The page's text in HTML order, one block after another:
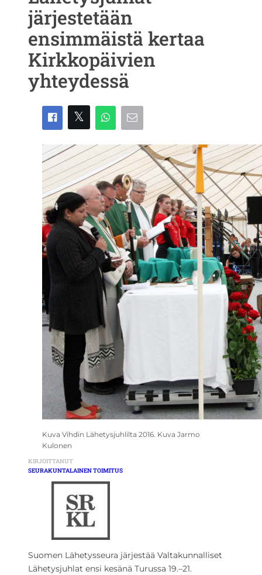
järjestetään
ensimmäistä kertaa
Kirkkopäivien
yhteydessä
Kuva Vihdin Lähetysjuhlilta 2016. Kuva Jarmo
Kulonen
KIRJOITTANUT
SEURAKUNTALAINEN TOIMITUS
Suomen Lähetysseura järjestää Valtakunnalliset
Lähetysjuhlat ensi kesänä Turussa 19.–21.